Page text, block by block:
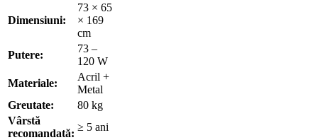
Dimensiuni:
73 × 65
× 169
cm
Putere:
73 –
120 W
Materiale:
Acril +
Metal
Greutate:
80 kg
Vârstă
recomandată:
≥ 5 ani